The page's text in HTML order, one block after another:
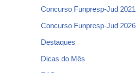
Concurso Funpresp-Jud 2021
Concurso Funpresp-Jud 2026
Destaques
Dicas do Mês